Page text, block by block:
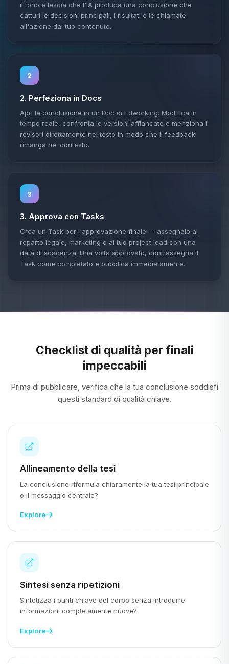
il tono e lascia che l'IA produca una conclusione che
catturi le decisioni principali, i risultati e le chiamate
all'azione dal tuo contenuto.
2
2. Perfeziona in Docs
Apri la conclusione in un Doc di Edworking. Modifica in
tempo reale, confronta le versioni affiancate e menziona i
revisori direttamente nel testo in modo che il feedback
rimanga nel contesto.
3
3. Approva con Tasks
Crea un Task per l'approvazione finale — assegnalo al
reparto legale, marketing o al tuo project lead con una
data di scadenza. Una volta approvato, contrassegna il
Task come completato e pubblica immediatamente.
Checklist di qualità per finali
impeccabili
Prima di pubblicare, verifica che la tua conclusione soddisfi
questi standard di qualità chiave.
Allineamento della tesi
La conclusione riformula chiaramente la tua tesi principale
o il messaggio centrale?
Explore
Sintesi senza ripetizioni
Sintetizza i punti chiave del corpo senza introdurre
informazioni completamente nuove?
Explore